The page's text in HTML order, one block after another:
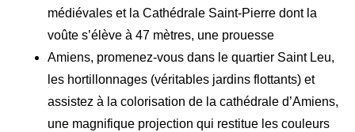
médiévales et la Cathédrale Saint-Pierre dont la
voûte s’élève à 47 mètres, une prouesse
Amiens, promenez-vous dans le quartier Saint Leu,
les hortillonnages (véritables jardins flottants) et
assistez à la colorisation de la cathédrale d’Amiens,
une magnifique projection qui restitue les couleurs